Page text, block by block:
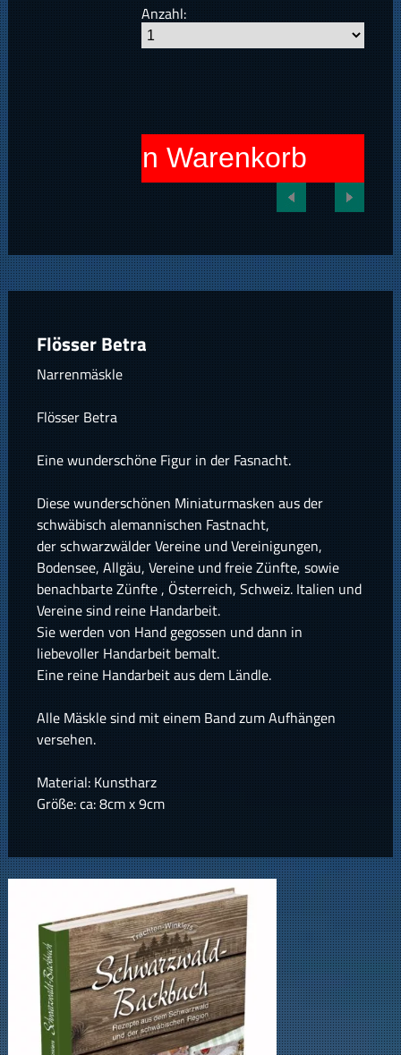
Anzahl:
In den Warenkorb
Flösser Betra
Narrenmäskle
Flösser Betra
Eine wunderschöne Figur in der Fasnacht.
Diese wunderschönen Miniaturmasken aus der
schwäbisch alemannischen Fastnacht,
der schwarzwälder Vereine und Vereinigungen,
Bodensee, Allgäu, Vereine und freie Zünfte, sowie
benachbarte Zünfte , Österreich, Schweiz. Italien und
Vereine sind reine Handarbeit.
Sie werden von Hand gegossen und dann in
liebevoller Handarbeit bemalt.
Eine reine Handarbeit aus dem Ländle.
Alle Mäskle sind mit einem Band zum Aufhängen
versehen.
Material: Kunstharz
Größe: ca: 8cm x 9cm